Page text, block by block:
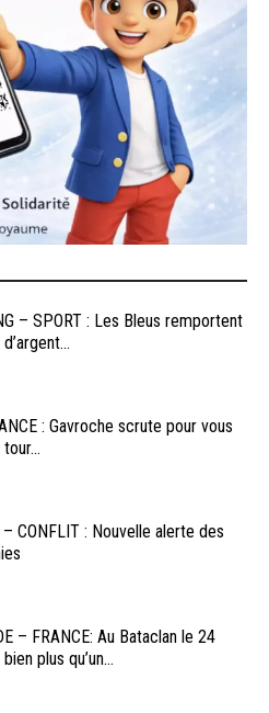
– SPORT : Les Bleus remportent
: Gavroche scrute pour vous
– CONFLIT : Nouvelle alerte des
– FRANCE: Au Bataclan le 24
plus qu’un...